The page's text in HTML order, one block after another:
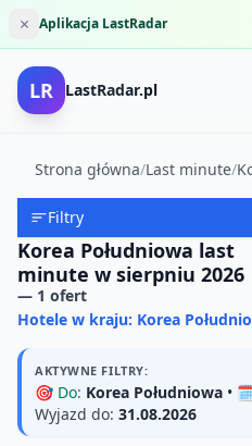
× Aplikacja LastRadar
LR LastRadar.pl
Strona główna/Last minute/
Filtry
Korea Południowa last
minute w sierpniu 2026
— 1 ofert
Hotele w kraju: Korea
AKTYWNE FILTRY:
🎯 Do: Korea Południowa •
Wyjazd do: 31.08.2026